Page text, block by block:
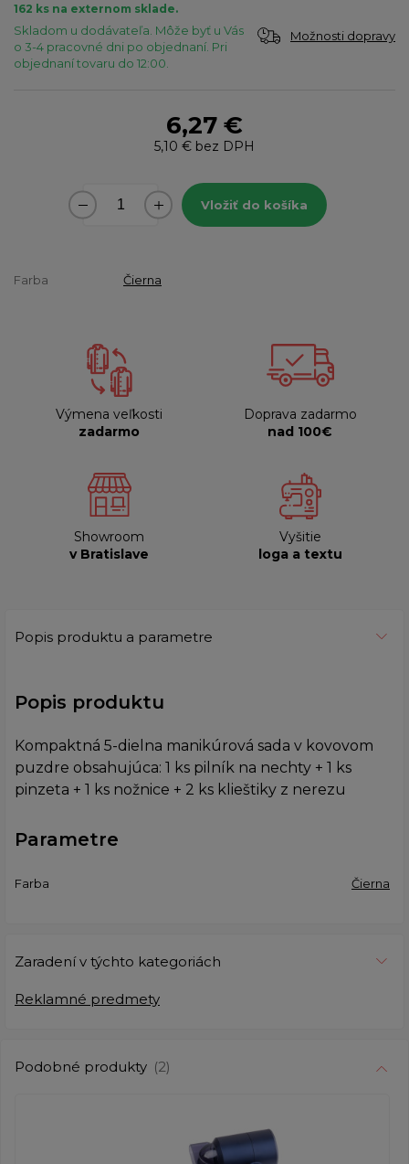
162 ks na externom sklade.
Skladom u dodávateľa. Môže byť u Vás
o 3-4 pracovné dni po objednaní. Pri
objednaní tovaru do 12:00.
Možnosti dopravy
6,27 €
5,10 € bez DPH
Vložiť do košíka
Farba Čierna
Výmena veľkosti
zadarmo
Doprava zadarmo
nad 100€
Showroom
v Bratislave
Vyšitie
loga a textu
Popis produktu a parametre
Popis produktu
Kompaktná 5-dielna manikúrová sada v kovovom
puzdre obsahujúca: 1 ks pilník na nechty + 1 ks
pinzeta + 1 ks nožnice + 2 ks klieštiky z nerezu
Parametre
Farba Čierna
Zaradení v týchto kategoriách
Reklamné predmety
Podobné produkty (2)